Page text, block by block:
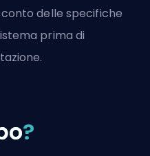
delle specifiche
prima di
?